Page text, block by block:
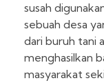
susah
sebuah desa
dari buruh tani
menghasilkan
masyarakat